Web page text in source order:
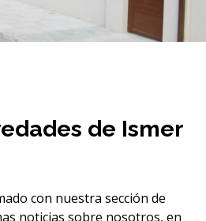
de Ismer
con nuestra sección de
noticias sobre nosotros, en